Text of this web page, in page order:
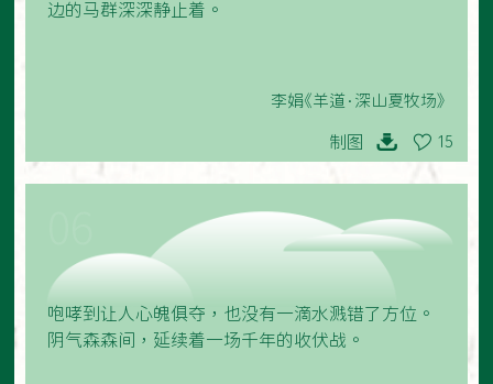
边的马群深深静止着。
李娟《羊道·深山夏牧场》
制图 15
咆哮到让人心魄俱夺，也没有一滴水溅错了方位。
阴气森森间，延续着一场千年的收伏战。